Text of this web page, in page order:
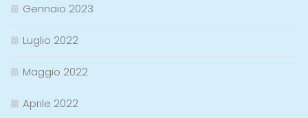
Gennaio 2023
Luglio 2022
Maggio 2022
Aprile 2022